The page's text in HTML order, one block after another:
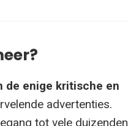
de enige kritische en
advertenties.
tot vele duizenden